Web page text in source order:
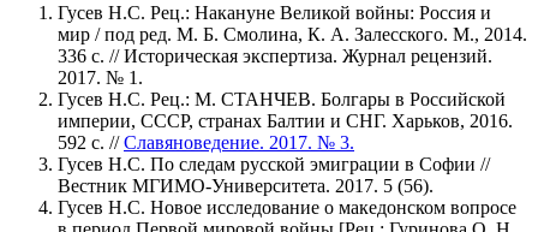
Гусев Н.С. Рец.: Накануне Великой войны: Россия и
мир / под ред. М. Б. Смолина, К. А. Залесского. М., 2014.
336 с. // Историческая экспертиза. Журнал рецензий.
2017. № 1.
Гусев Н.С. Рец.: М. СТАНЧЕВ. Болгары в Российской
империи, СССР, странах Балтии и СНГ. Харьков, 2016.
592 с. //Славяноведение. 2017. № 3.
Гусев Н.С. По следам русской эмиграции в Софии //
Вестник МГИМО-Университета. 2017. 5 (56).
Гусев Н.С. Новое исследование о македонском вопросе